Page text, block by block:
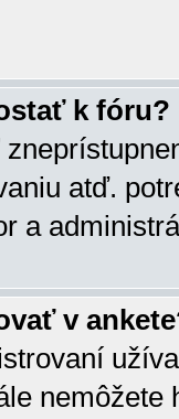
k fóru?
atď.
a
v